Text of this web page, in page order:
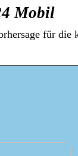
Mobil
für die